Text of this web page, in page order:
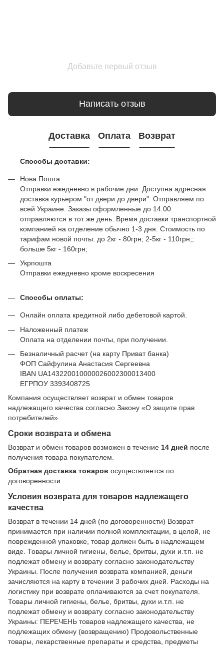
Добавьте первый отзыв
Написать отзыв
Доставка Оплата Возврат
Способы доставки:
Нова Пошта
Отправки ежедневно в рабочие дни. Доступна адресная
доставка курьером "от двери до двери". Отправляем по
всей Украине. Заказы оформленные до 14.00
отправляются в тот же день. Время доставки транспортной
компанией на отделение обычно 1-3 дня. Стоимость по
тарифам новой почты: до 2кг - 80грн; 2-5кг - 110грн;;
больше 5кг - 160грн;
Укрпошта
Отправки ежедневно кроме воскресения
Способы оплаты:
Онлайн оплата кредитной либо дебетовой картой.
Наложенный платеж
Оплата на отделении почты, при получении.
Безналичный расчет (на карту Приват банка)
ФОП Сайфулина Анастасия Сергеевна
IBAN UA143220010000026002300013400
ЕГРПОУ 3393408725
Компания осуществляет возврат и обмен товаров
надлежащего качества согласно Закону «О защите прав
потребителей».
Сроки возврата и обмена
Возврат и обмен товаров возможен в течение 14 дней после
получения товара покупателем.
Обратная доставка товаров осуществляется по
договоренности.
Условия возврата для товаров надлежащего
качества
Возврат в течении 14 дней (по договоренности) Возврат
принимается при наличии полной комплектации, в целой, не
поврежденной упаковке, товар должен быть в надлежащем
виде. Товары личной гигиены, белье, бритвы, духи и.т.п. не
подлежат обмену и возврату согласно законодательству
Украины. После получения возврата компанией, деньги
зачисляются на карту в течении 3 рабочих дней. Расходы на
логистику при возврате оплачиваются за счет покупателя.
Товары личной гигиены, белье, бритвы, духи и.т.п. не
подлежат обмену и возврату согласно законодательству
Украины: ПЕРЕЧЕНЬ товаров надлежащего качества, не
подлежащих обмену (возвращению) Продовольственные
товары, лекарственные препараты и средства, предметы